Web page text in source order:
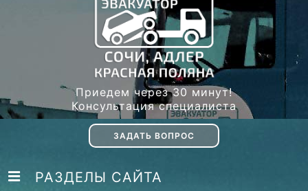
Приедем через 30 минут!
Консультация специалиста
ЗАДАТЬ ВОПРОС
РАЗДЕЛЫ САЙТА